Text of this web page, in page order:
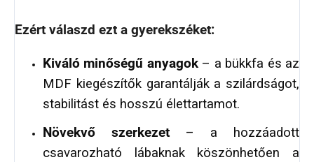
Ezért válaszd ezt a gyerekszéket:
Kiváló minőségű anyagok– a bükkfa és az
MDF kiegészítők garantálják a szilárdságot,
stabilitást és hosszú élettartamot.
Növekvő szerkezet – a hozzáadott
csavarozható lábaknak köszönhetően a